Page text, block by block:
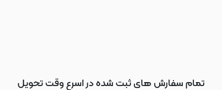
تمام سفارش های ثبت شده در اسرع وقت تحویل